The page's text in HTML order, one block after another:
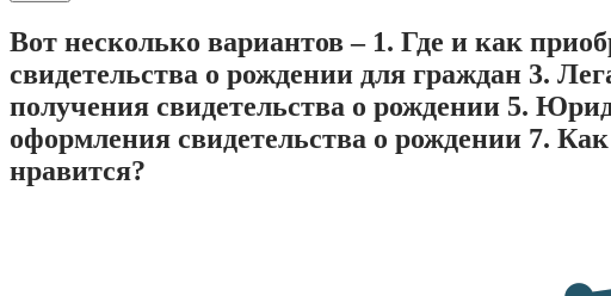
Вот несколько вариантов – 1. Где и как
свидетельства о рождении для граждан 3.
получения свидетельства о рождении 5.
оформления свидетельства о рождении 7.
нравится?